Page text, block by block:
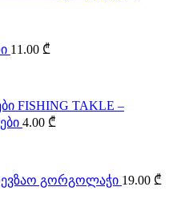
11.00 ₾
FISHING TAKLE –
4.00 ₾
გორგოლაჭი 19.00 ₾